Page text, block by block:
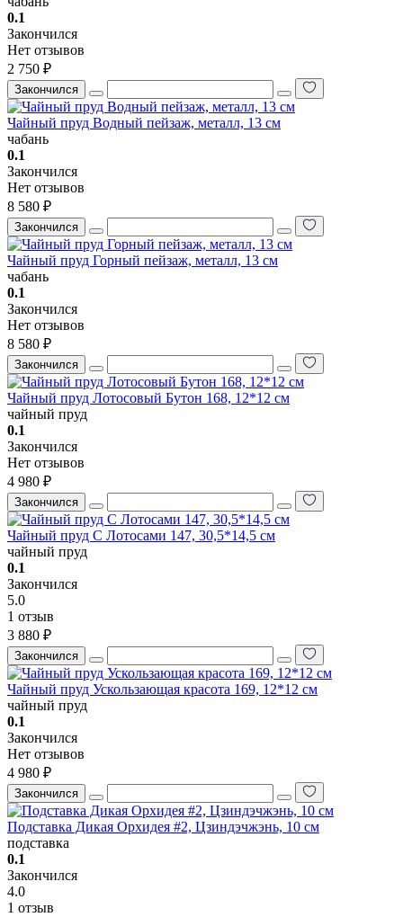
0.1
Закончился
Нет отзывов
2 750 ₽
Закончился
Чайный пруд Водный пейзаж, металл, 13 см
чабань
0.1
Закончился
Нет отзывов
8 580 ₽
Закончился
Чайный пруд Горный пейзаж, металл, 13 см
чабань
0.1
Закончился
Нет отзывов
8 580 ₽
Закончился
Чайный пруд Лотосовый Бутон 168, 12*12 см
чайный пруд
0.1
Закончился
Нет отзывов
4 980 ₽
Закончился
Чайный пруд С Лотосами 147, 30,5*14,5 см
чайный пруд
0.1
Закончился
5.0
1 отзыв
3 880 ₽
Закончился
Чайный пруд Ускользающая красота 169, 12*12 см
чайный пруд
0.1
Закончился
Нет отзывов
4 980 ₽
Закончился
Подставка Дикая Орхидея #2, Цзиндэчжэнь, 10 см
подставка
0.1
Закончился
4.0
1 отзыв